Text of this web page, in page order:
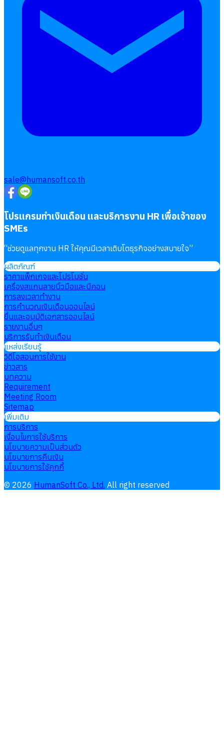
sale@humansoft.co.th
โปรแกรมทำเงินเดือน และบริการงาน HR เพื่อเจ้าของ
SMEs
“ช่วยดูแลทุกงาน HR ให้คุณมีเวลาเติบโตธุรกิจอย่างสบายใจ”
ผลิตภัณฑ์
ราคาแพ็กเกจและโปรโมชั่น
เครื่องสแกนลายนิ้วมือและบีคอน
การลงเวลาทำงาน
การคำนวณเงินเดือนออนไลน์
ยื่นและอนุมัติเอกสารออนไลน์
รายงานอื่นๆ
บริการรับทำเงินเดือน
แหล่งเรียนรู้
วิดีโอสอนการใช้งาน
ข่าวสาร
บทความ
Requirement
Meeting Room
Sitemap
เพิ่มเติม
การบริการ
เงื่อนไขการใช้บริการ
นโยบายความเป็นส่วนตัว
นโยบายการคืนเงิน
นโยบายการใช้คุกกี้
© 2026 HumanSoft Co., Ltd. All right reserved